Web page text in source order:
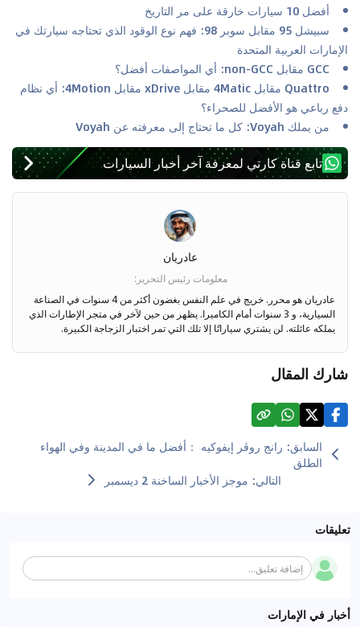
أفضل 10 سيارات خارقة على مر التاريخ
سبيشل 95 مقابل سوبر 98: فهم نوع الوقود الذي تحتاجه سيارتك في
الإمارات العربية المتحدة
GCC مقابل non-GCC: أي المواصفات أفضل؟
Quattro مقابل 4Matic مقابل xDrive مقابل 4Motion: أي نظام
دفع رباعي هو الأفضل للصحراء؟
من يملك Voyah: كل ما تحتاج إلى معرفته عن Voyah
تابع قناة كارتي لمعرفة آخر أخبار السيارات
عادريان
معلومات رئيس التحرير :
عادريان هو محرر. خريج في علم النفس بغضون أكثر من 4 سنوات في الصناعة
السيارية، و 3 سنوات أمام الكاميرا. يظهر من حين لآخر في متجر الإطارات الذي
يملكه عائلته. لن يشتري سياراتًا إلا تلك التي تمر اختبار الزجاجة الكبيرة.
شارك المقال
السابق: رانج روڤر إيفوكيه ：أفضل ما في المدينة وفي الهواء
الطلق
التالي: موجز الأخبار الساخنة 2 ديسمبر
تعليقات
إضافة تعليق...
أخبار في الإمارات